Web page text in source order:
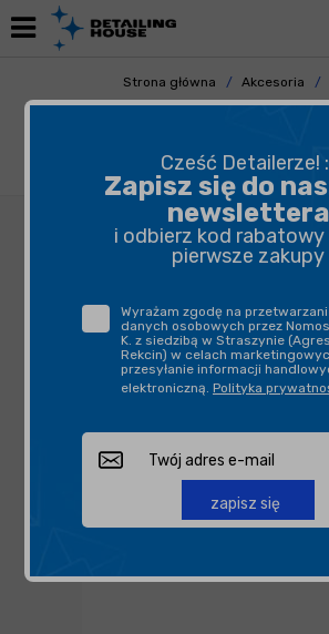
Strona główna Akcesoria
Pneumatyczne pistolety
odkurzania
Cześć Detailerze!
Zapisz się do
newslettera
i odbierz kod rabatowy
pierwsze zakupy
Wyrażam zgodę na
danych osobowych przez Nomos
K. z siedzibą w Straszynie
Rekcin) w celach
przesyłanie informacji
elektroniczną. Polityka
zapisz się